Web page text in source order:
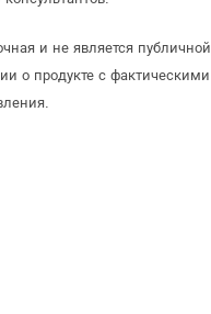
и не является публичной
о продукте с фактическими